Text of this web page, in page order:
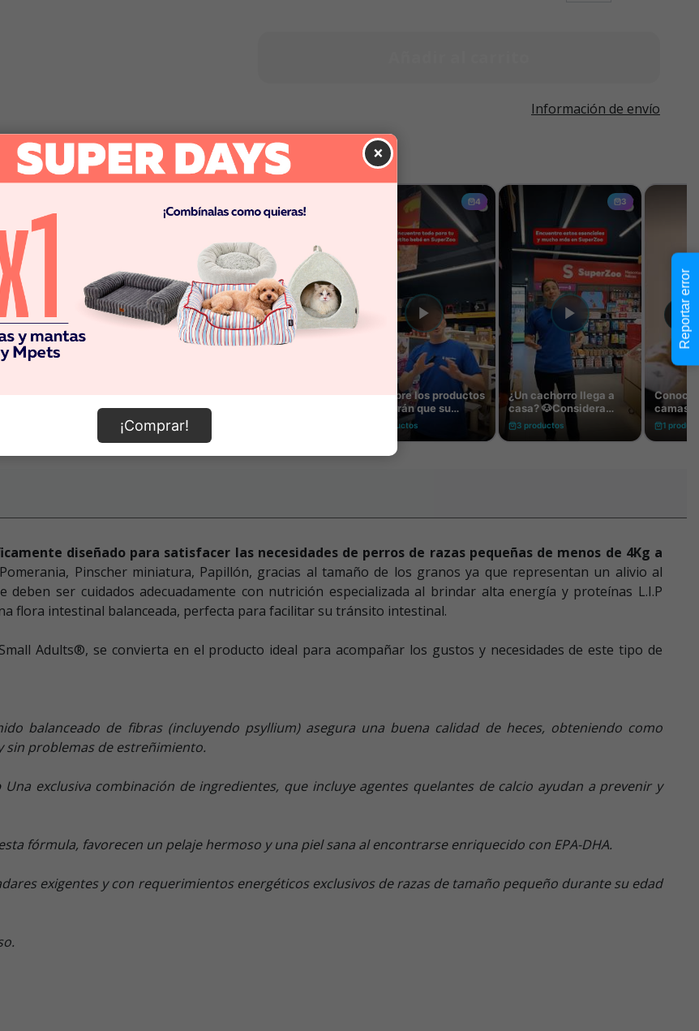
Información de envío
diseñado para satisfacer las necesidades de perros de razas pequeñas de menos de 4Kg a
Pinscher miniatura, Papillón, gracias al tamaño de los granos ya que representan un alivio al
ser cuidados adecuadamente con nutrición especializada al brindar alta energía y proteínas L.I.P
flora intestinal balanceada, perfecta para facilitar su tránsito intestinal.
Adults®, se convierta en el producto ideal para acompañar los gustos y necesidades de este tipo de
balanceado de fibras (incluyendo psyllium) asegura una buena calidad de heces, obteniendo como
sin problemas de estreñimiento.
Una exclusiva combinación de ingredientes, que incluye agentes quelantes de calcio ayudan a prevenir y
fórmula, favorecen un pelaje hermoso y una piel sana al encontrarse enriquecido con EPA-DHA.
exigentes y con requerimientos energéticos exclusivos de razas de tamaño pequeño durante su edad
×
¡Comprar!
Reportar error